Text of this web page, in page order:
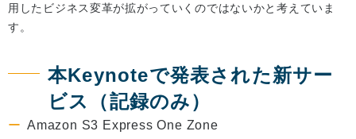
用したビジネス変革が拡がっていくのではないかと考えていま
す。
本Keynoteで発表された新サー
ビス（記録のみ）
Amazon S3 Express One Zone